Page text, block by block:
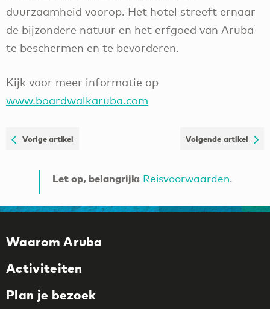
duurzaamheid voorop. Het hotel streeft ernaar
de bijzondere natuur en het erfgoed van Aruba
te beschermen en te bevorderen.
Kijk voor meer informatie op
www.boardwalkaruba.com
Vorige artikel Volgende artikel
Let op, belangrijk: Reisvoorwaarden.
Waarom Aruba
Activiteiten
Plan je bezoek